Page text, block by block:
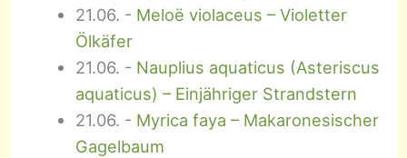
21.06. - Meloë violaceus – Violetter
Ölkäfer
21.06. - Nauplius aquaticus (Asteriscus
aquaticus) – Einjähriger Strandstern
21.06. - Myrica faya – Makaronesischer
Gagelbaum